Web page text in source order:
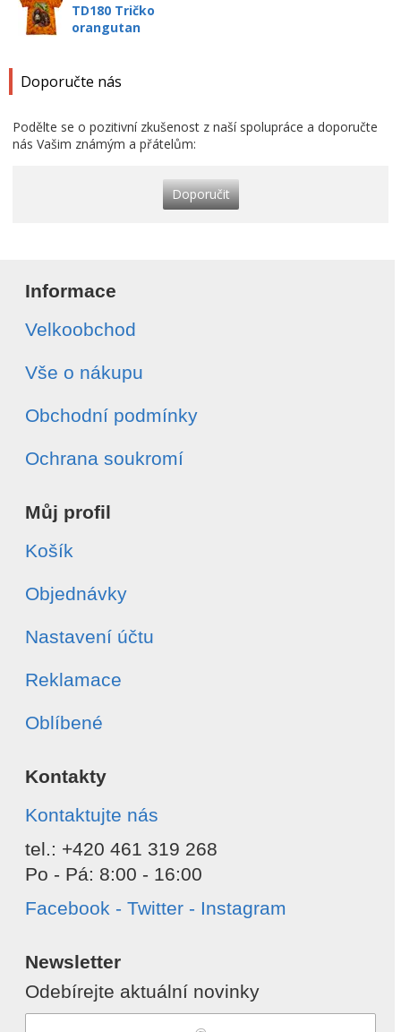
TD180 Tričko
orangutan
Doporučte nás
Podělte se o pozitivní zkušenost z naší spolupráce a doporučte
nás Vašim známým a přátelům:
Doporučit
Informace
Velkoobchod
Vše o nákupu
Obchodní podmínky
Ochrana soukromí
Můj profil
Košík
Objednávky
Nastavení účtu
Reklamace
Oblíbené
Kontakty
Kontaktujte nás
tel.: +420 461 319 268
Po - Pá: 8:00 - 16:00
Facebook - Twitter - Instagram
Newsletter
Odebírejte aktuální novinky